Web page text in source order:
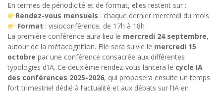
En termes de périodicité et de format, elles restent sur :
Rendez-vous mensuels : chaque dernier mercredi du mois
Format : visioconférence, de 17h à 18h
La première conférence aura lieu le mercredi 24 septembre,
autour de la métacognition. Elle sera suivie le mercredi 15
octobre par une conférence consacrée aux différentes
typologies d’IA. Ce deuxième rendez-vous lancera le cycle IA
des conférences 2025-2026, qui proposera ensuite un temps
fort trimestriel dédié à l’actualité et aux débats sur l’IA en